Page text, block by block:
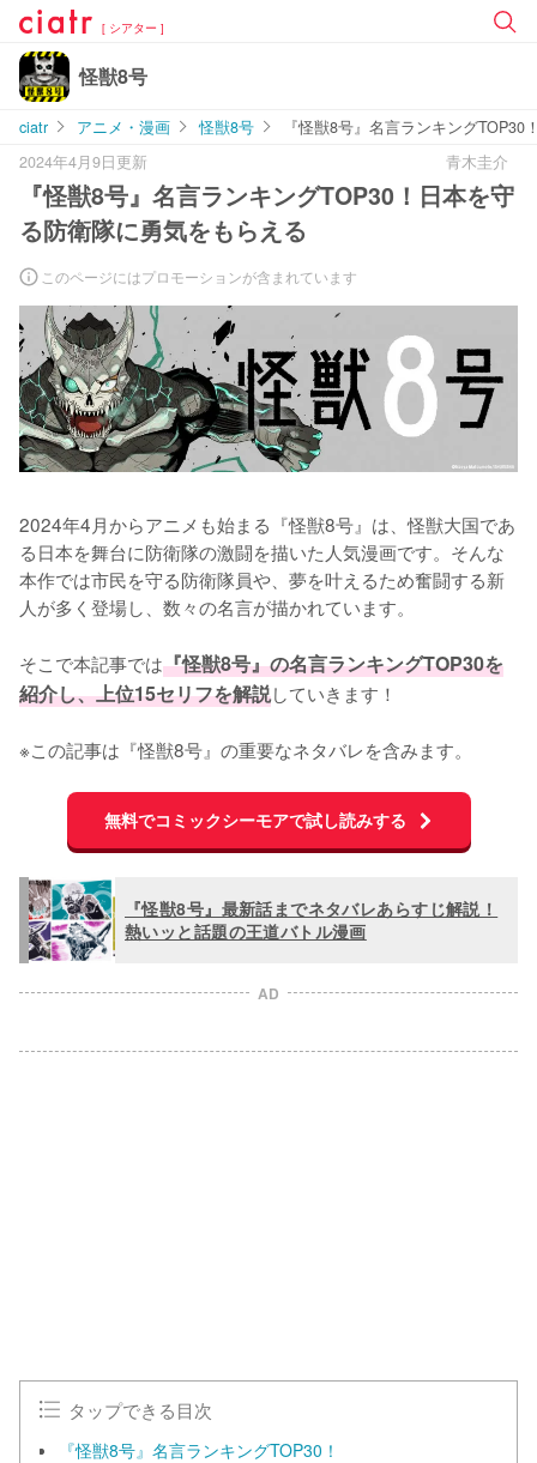
[ シアター ]
怪獣8号
ciatr アニメ・漫画 怪獣8号
『怪獣8号』名言ランキング
2024年4月9日更新
青木圭介
『怪獣8号』名言ランキングTOP30！日本を守
る防衛隊に勇気をもらえる
このページにはプロモーションが含まれています
2024年4月からアニメも始まる『怪獣8号』は、怪獣大国であ
る日本を舞台に防衛隊の激闘を描いた人気漫画です。そんな
本作では市民を守る防衛隊員や、夢を叶えるため奮闘する新
人が多く登場し、数々の名言が描かれています。
そこで本記事では『怪獣8号』の名言ランキングTOP30を
紹介し、上位15セリフを解説していきます！
※この記事は『怪獣8号』の重要なネタバレを含みます。
無料でコミックシーモアで試し読みする
『怪獣8号』最新話までネタバレあらすじ解説！
熱いッと話題の王道バトル漫画
AD
タップできる目次
『怪獣8号』名言ランキングTOP30！